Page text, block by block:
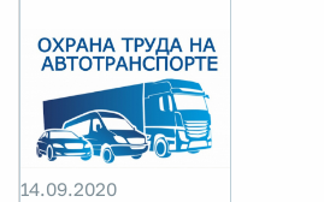
14.09.2020